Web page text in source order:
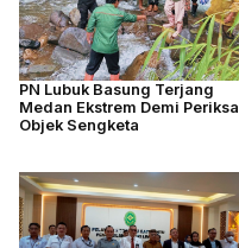
PN Lubuk Basung Terjang
Medan Ekstrem Demi Periksa
Objek Sengketa